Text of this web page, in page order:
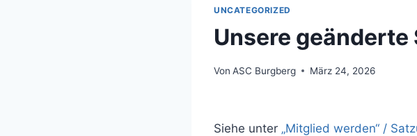
UNCATEGORIZED
Unsere
Von ASC Burgberg März 24, 2026
Siehe unter „Mitglied werden“ /